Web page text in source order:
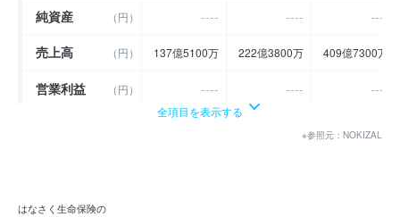
純資産 （円） ---- ----
----
売上高
（円） 137億5100万 222億3800万 409億7300万
営業利益 （円） ---- ---- ----
利益余剰金
全項目を表示する
※参照元：NOKIZAL
はなさく生命保険の